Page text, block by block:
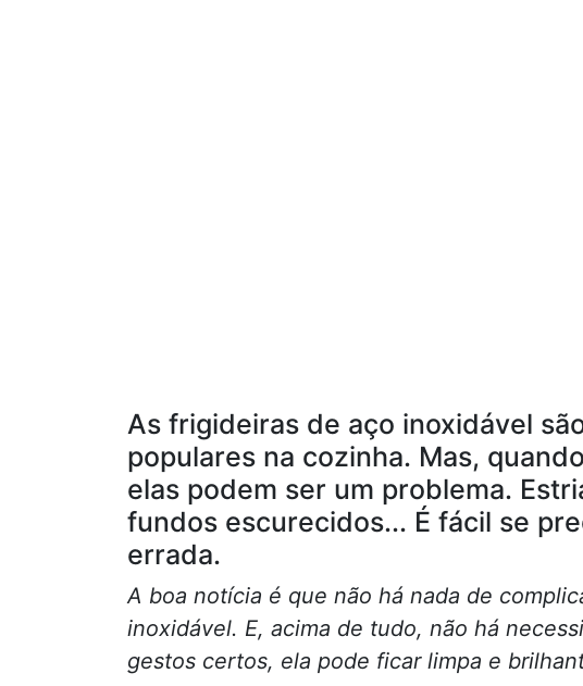
As frigideiras de aço inoxidável
populares na cozinha. Mas,
elas podem ser um problema.
fundos escurecidos... É fácil se
errada.
A boa notícia é que não há nada de
inoxidável. E, acima de tudo, não há
gestos certos, ela pode ficar limpa e